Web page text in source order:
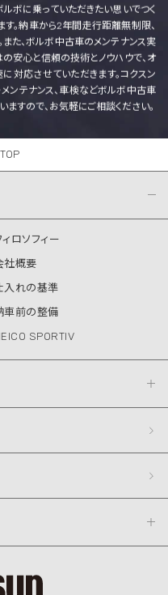
ボに乗っていただきたい思いでつく
。納車から2年間走行距離無制限、
た、ボルボ中古車のメンテナンス実
安心と信頼の技術とノウハウで、オ
対応させていただきます。コクスン
メンテナンス、車検などボルボ中古車
すので、お気軽にご相談ください。
ィロソフィー
社概要
入れの基準
車前の整備
SPORTIV